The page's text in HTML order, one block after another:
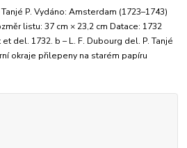
P. Vydáno: Amsterdam (1723–1743)
listu: 37 cm × 23,2 cm Datace: 1732
del. 1732. b – L. F. Dubourg del. P. Tanjé
okraje přilepeny na starém papíru